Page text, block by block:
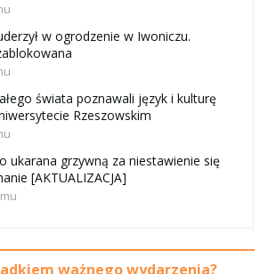
w ogrodzenie w Iwoniczu.
świata poznawali język i kulturę
Rzeszowskim
ukarana grzywną za niestawienie się
[AKTUALIZACJA]
ważnego wydarzenia?